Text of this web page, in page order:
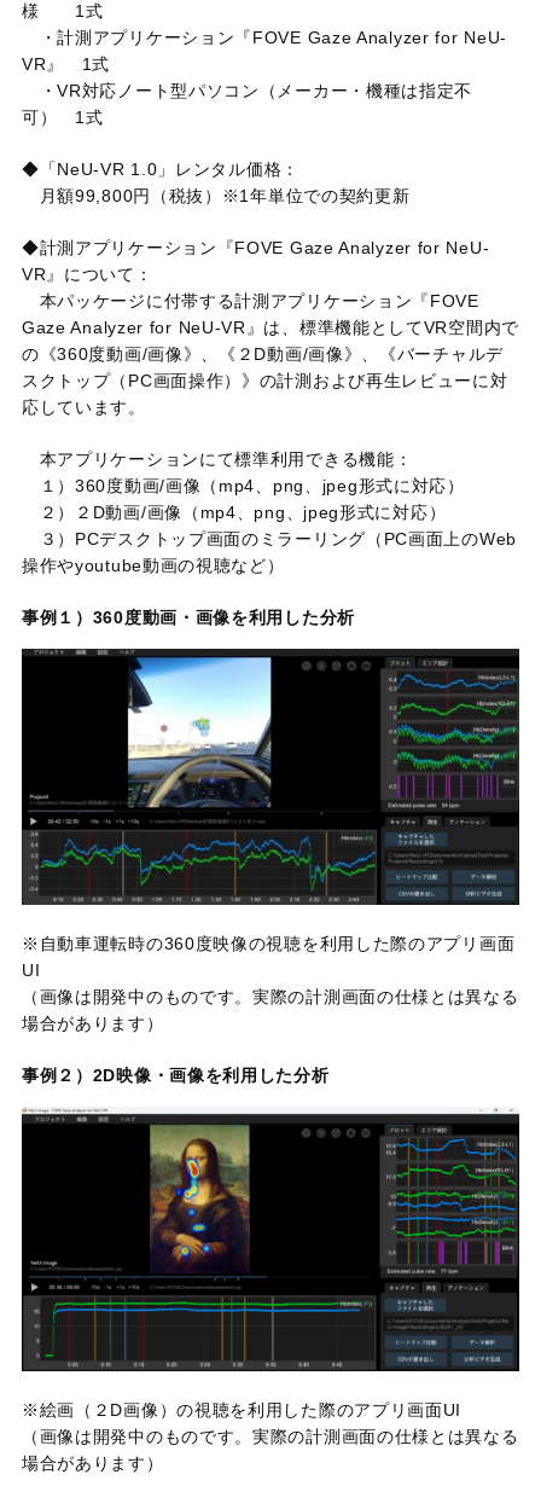
様 1 式
・計測アプリケーション『FOVE Gaze Analyzer for NeU-
VR 』 1式
・VR対応ノート型パソコン（メーカー・機種は指定不
可） 1 式
◆「NeU-VR 1.0 」レンタル価格：
月額99,800円（税抜）※1年単位での契約更新
◆計測アプリケーション『FOVE Gaze Analyzer for NeU-
VR 』について：
本パッケージに付帯する計測アプリケーション『FOVE
Gaze Analyzer for NeU-VR 』は、標準機能としてVR空間内で
の《360度動画/画像》、《２ D動画/画像》、《バーチャルデ
スクトップ（ PC画面操作）》の計測および再生レビューに対
応しています。
本アプリケーションにて標準利用できる機能：
１）360度動画/画像（ mp4 png jpeg形式に対応）
２）２ D動画/画像（ mp4 png jpeg形式に対応）
３）PCデスクトップ画面のミラーリング（ PC画面上のWeb
操作やyoutube動画の視聴など）
事例１） 360度動画・画像を利用した分析
※ 自動車運転時の360度映像の視聴を利用した際のアプリ画面
UI
（画像は開発中のものです。実際の計測画面の仕様とは異なる
場合があります）
事例２）2D映像・画像を利用した分析
※絵画（２D画像）の視聴を利用した際のアプリ画面UI
（画像は開発中のものです。実際の計測画面の仕様とは異なる
場合があります）